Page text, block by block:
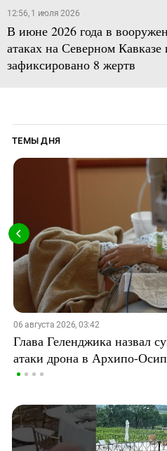
12:56, 1 июля 2026
В июне 2026 года в
атаках на Северном
зафиксировано 8 жертв
ТЕМЫ ДНЯ
06 августа 2026, 03:42
Глава Геленджика назвал
атаки дрона в Архипо-